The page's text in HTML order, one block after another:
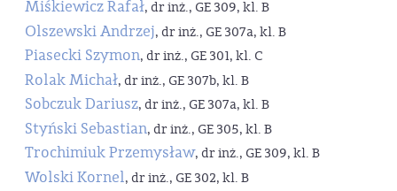
Miśkiewicz Rafał, dr inż., GE 309, kl. B
Olszewski Andrzej, dr inż., GE 307a, kl. B
Piasecki Szymon, dr inż., GE 301, kl. C
Rolak Michał, dr inż., GE 307b, kl. B
Sobczuk Dariusz, dr inż., GE 307a, kl. B
Styński Sebastian, dr inż., GE 305, kl. B
Trochimiuk Przemysław, dr inż., GE 309, kl. B
Wolski Kornel, dr inż., GE 302, kl. B